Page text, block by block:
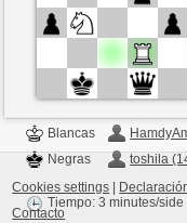
Blancas
Negras
toshila
Tiempo: 3 minutes/
Cookies settings
Contacto